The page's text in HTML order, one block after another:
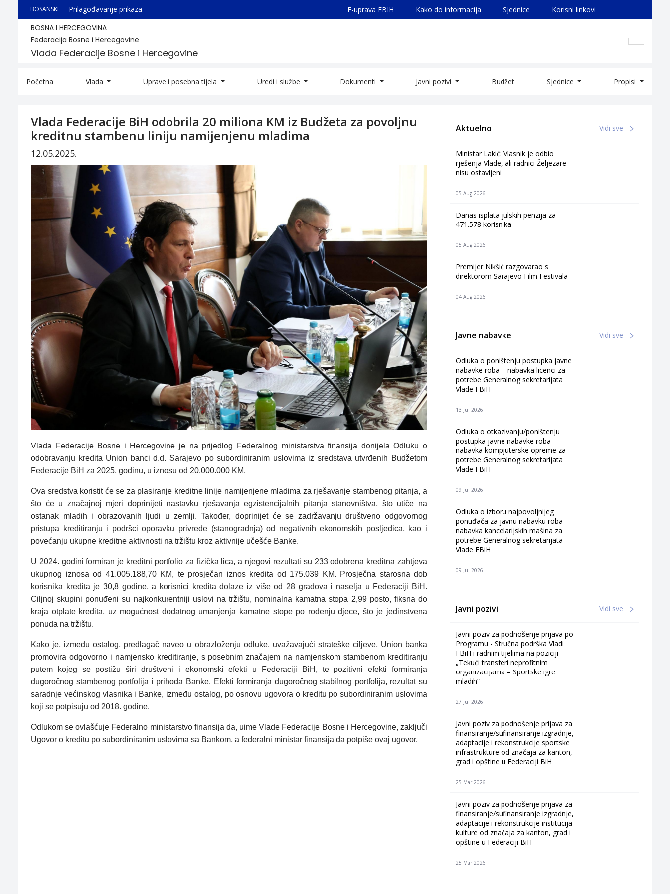
BOSANSKI Prilagođavanje prikaza E-uprava FBIH Kako do informacija Sjednice Korisni linkovi
BOSNA I HERCEGOVINA
Federacija Bosne i Hercegovine
Vlada Federacije Bosne i Hercegovine
Početna Vlada Uprave i posebna tijela Uredi i službe Dokumenti Javni pozivi Budžet Sjednice Propisi
Vlada Federacije BiH odobrila 20 miliona KM iz Budžeta za povoljnu
kreditnu stambenu liniju namijenjenu mladima
12.05.2025.
Vlada Federacije Bosne i Hercegovine je na prijedlog Federalnog ministarstva finansija donijela Odluku o
odobravanju kredita Union banci d.d. Sarajevo po subordiniranim uslovima iz sredstava utvrđenih Budžetom
Federacije BiH za 2025. godinu, u iznosu od 20.000.000 KM.
Ova sredstva koristit će se za plasiranje kreditne linije namijenjene mladima za rješavanje stambenog pitanja, a
što će u značajnoj mjeri doprinijeti nastavku rješavanja egzistencijalnih pitanja stanovništva, što utiče na
ostanak mladih i obrazovanih ljudi u zemlji. Također, doprinijet će se zadržavanju društveno odgovornog
pristupa kreditiranju i podršci oporavku privrede (stanogradnja) od negativnih ekonomskih posljedica, kao i
povećanju ukupne kreditne aktivnosti na tržištu kroz aktivnije učešće Banke.
U 2024. godini formiran je kreditni portfolio za fizička lica, a njegovi rezultati su 233 odobrena kreditna zahtjeva
ukupnog iznosa od 41.005.188,70 KM, te prosječan iznos kredita od 175.039 KM. Prosječna starosna dob
korisnika kredita je 30,8 godine, a korisnici kredita dolaze iz više od 28 gradova i naselja u Federaciji BiH.
Ciljnoj skupini ponuđeni su najkonkurentniji uslovi na tržištu, nominalna kamatna stopa 2,99 posto, fiksna do
kraja otplate kredita, uz mogućnost dodatnog umanjenja kamatne stope po rođenju djece, što je jedinstvena
ponuda na tržištu.
Kako je, između ostalog, predlagač naveo u obrazloženju odluke, uvažavajući strateške ciljeve, Union banka
promovira odgovorno i namjensko kreditiranje, s posebnim značajem na namjenskom stambenom kreditiranju
putem kojeg se postižu širi društveni i ekonomski efekti u Federaciji BiH, te pozitivni efekti formiranja
dugoročnog stambenog portfolija i prihoda Banke. Efekti formiranja dugoročnog stabilnog portfolija, rezultat su
saradnje većinskog vlasnika i Banke, između ostalog, po osnovu ugovora o kreditu po subordiniranim uslovima
koji se potpisuju od 2018. godine.
Odlukom se ovlašćuje Federalno ministarstvo finansija da, uime Vlade Federacije Bosne i Hercegovine, zaključi
Ugovor o kreditu po subordiniranim uslovima sa Bankom, a federalni ministar finansija da potpiše ovaj ugovor.
Aktuelno Vidi sve
Ministar Lakić: Vlasnik je odbio
rješenja Vlade, ali radnici Željezare
nisu ostavljeni
05 Aug 2026
Danas isplata julskih penzija za
471.578 korisnika
05 Aug 2026
Premijer Nikšić razgovarao s
direktorom Sarajevo Film Festivala
04 Aug 2026
Javne nabavke Vidi sve
Odluka o poništenju postupka javne
nabavke roba – nabavka licenci za
potrebe Generalnog sekretarijata
Vlade FBiH
13 Jul 2026
Odluka o otkazivanju/poništenju
postupka javne nabavke roba –
nabavka kompjuterske opreme za
potrebe Generalnog sekretarijata
Vlade FBiH
09 Jul 2026
Odluka o izboru najpovoljnijeg
ponuđača za javnu nabavku roba –
nabavka kancelarijskih mašina za
potrebe Generalnog sekretarijata
Vlade FBiH
09 Jul 2026
Javni pozivi Vidi sve
Javni poziv za podnošenje prijava po
Programu - Stručna podrška Vladi
FBiH i radnim tijelima na poziciji
„Tekući transferi neprofitnim
organizacijama – Sportske igre
mladih“
27 Jul 2026
Javni poziv za podnošenje prijava za
finansiranje/sufinansiranje izgradnje,
adaptacije i rekonstrukcije sportske
infrastrukture od značaja za kanton,
grad i opštine u Federaciji BiH
25 Mar 2026
Javni poziv za podnošenje prijava za
finansiranje/sufinansiranje izgradnje,
adaptacije i rekonstrukcije institucija
kulture od značaja za kanton, grad i
opštine u Federaciji BiH
25 Mar 2026